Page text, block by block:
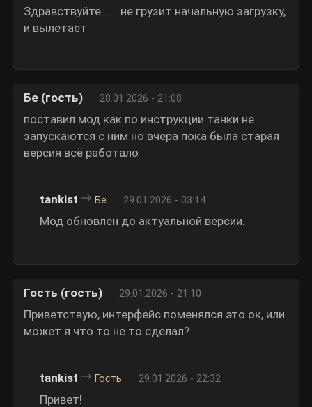
Здравствуйте...... не грузит начальную загрузку,
и вылетает
Бе (гость) 28.01.2026 - 21:08
поставил мод как по инструкции танки не
запускаются с ним но вчера пока была старая
версия всё работало
tankist Бе 29.01.2026 - 03:14
Мод обновлён до актуальной версии.
Гость (гость) 29.01.2026 - 21:10
Приветствую, интерфейс поменялся это ок, или
может я что то не то сделал?
tankist Гость 29.01.2026 - 22:32
Привет!